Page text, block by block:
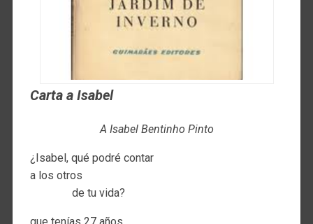
Carta a Isabel
A Isabel Bentinho Pinto
¿Isabel, qué podré contar
a los otros
de tu vida?